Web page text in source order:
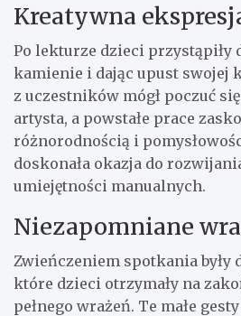
Kreatywna
Po lekturze dzieci przystąpiły
kamienie i dając upust swojej
z uczestników mógł poczuć
artysta, a powstałe prace
różnorodnością i
doskonała okazja do
umiejętności manualnych.
Niezapomniane
Zwieńczeniem spotkania były
które dzieci otrzymały na
pełnego wrażeń. Te małe gesty